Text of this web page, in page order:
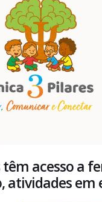
têm acesso a
atividades em